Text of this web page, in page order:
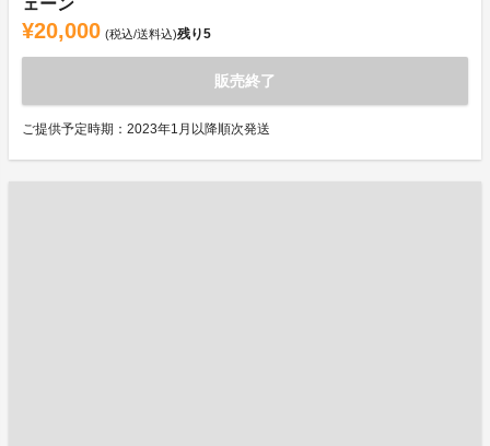
ェーン
¥20,000 (税込/送料込)残り5
販売終了
ご提供予定時期：2023年1月以降順次発送